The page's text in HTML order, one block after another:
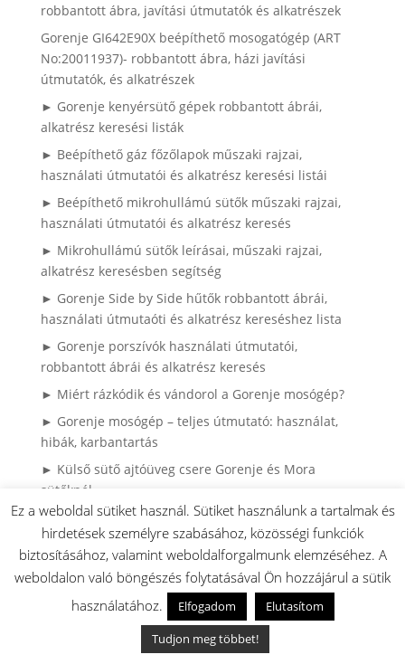
robbantott ábra, javítási útmutatók és alkatrészek
Gorenje GI642E90X beépíthető mosogatógép (ART
No:20011937)- robbantott ábra, házi javítási
útmutatók, és alkatrészek
► Gorenje kenyérsütő gépek robbantott ábrái,
alkatrész keresési listák
► Beépíthető gáz főzőlapok műszaki rajzai,
használati útmutatói és alkatrész keresési listái
► Beépíthető mikrohullámú sütők műszaki rajzai,
használati útmutatói és alkatrész keresés
► Mikrohullámú sütők leírásai, műszaki rajzai,
alkatrész keresésben segítség
► Gorenje Side by Side hűtők robbantott ábrái,
használati útmutaóti és alkatrész kereséshez lista
► Gorenje porszívók használati útmutatói,
robbantott ábrái és alkatrész keresés
► Miért rázkódik és vándorol a Gorenje mosógép?
► Gorenje mosógép – teljes útmutató: használat,
hibák, karbantartás
► Külső sütő ajtóüveg csere Gorenje és Mora
sütőknél
► Gorenje hűtő ajtógumi csere házilag – így
spórolhatsz tízezreket szerviz nélkül (Könnyen
cserélhető (hornyos) kivitel)
► Gyakran Ismételt Kérdések (GYIK)
► Ragyogó Gázfőzőlap, Karcok Nélkül? – A Profi
Tisztítás Első Lépései
Ez a weboldal sütiket használ. Sütiket használunk a tartalmak és
hirdetések személyre szabásához, közösségi funkciók
biztosításához, valamint weboldalforgalmunk elemzéséhez. A
weboldalon való böngészés folytatásával Ön hozzájárul a sütik
használatához.
Elfogadom
Elutasítom
Tudjon meg többet!